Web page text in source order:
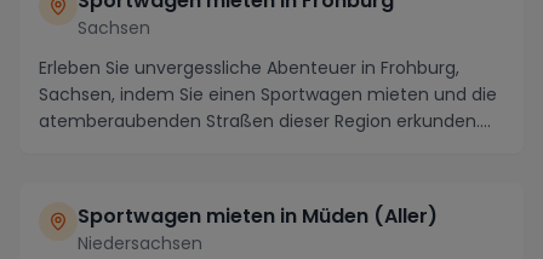
Sachsen
Erleben Sie unvergessliche Abenteuer in Frohburg,
Sachsen, indem Sie einen Sportwagen mieten und die
atemberaubenden Straßen dieser Region erkunden.
Sportwagen mieten in Müden (Aller)
Niedersachsen